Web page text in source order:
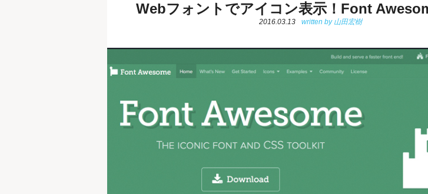
Webフォントでアイコン表示！Font
2016.03.13